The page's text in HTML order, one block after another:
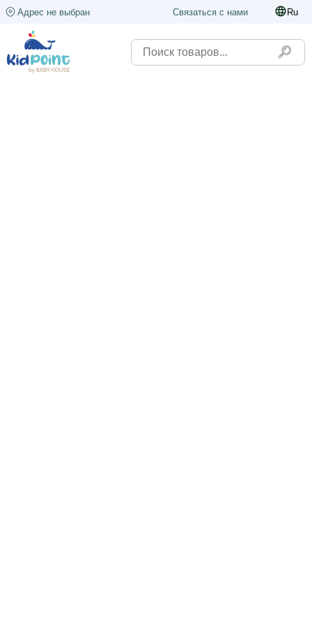
Адрес не выбран Связаться с нами Ru